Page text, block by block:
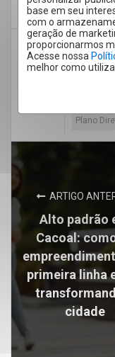
base em seu
com o
geração de
proporcionarmos
Acesse nossa
melhor como
Comprar
Plano
ARTIGO
Alto padrão
Cacoal:
primeira linha
cidade